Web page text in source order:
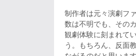
制作者は元々演劇フ
数は不明でも、その
観劇体験に刻まれて
う。もちろん、反面